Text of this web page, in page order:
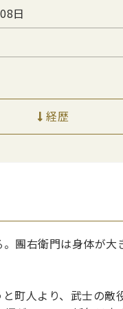
日
経歴
團右衛門は身体が
町人より、武士の